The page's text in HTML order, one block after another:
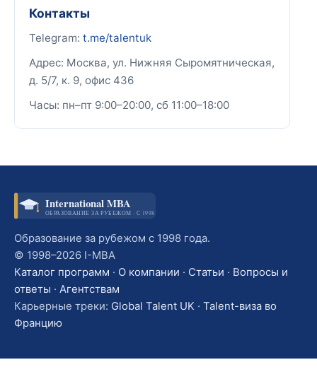
Контакты
Telegram: t.me/talentuk
Адрес: Москва, ул. Нижняя Сыромятническая,
д. 5/7, к. 9, офис 436
Часы: пн–пт 9:00–20:00, сб 11:00–18:00
International MBA
ОБРАЗОВАНИЕ ЗА РУБЕЖОМ · С 1998
Образование за рубежом с 1998 года.
© 1998–2026 I-MBA
Каталог программ · О компании · Статьи · Вопросы и
ответы · Агентствам
Карьерные треки: Global Talent UK · Talent-виза во
Францию